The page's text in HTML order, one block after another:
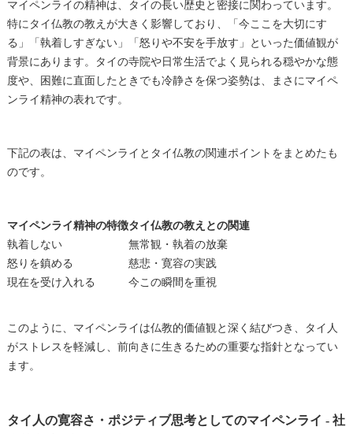
マイペンライの精神は、タイの長い歴史と密接に関わっています。
特にタイ仏教の教えが大きく影響しており、「今ここを大切にす
る」「執着しすぎない」「怒りや不安を手放す」といった価値観が
背景にあります。タイの寺院や日常生活でよく見られる穏やかな態
度や、困難に直面したときでも冷静さを保つ姿勢は、まさにマイペ
ンライ精神の表れです。
下記の表は、マイペンライとタイ仏教の関連ポイントをまとめたも
のです。
マイペンライ精神の特徴タイ仏教の教えとの関連
執着しない
無常観・執着の放棄
怒りを鎮める
慈悲・寛容の実践
現在を受け入れる
今この瞬間を重視
このように、マイペンライは仏教的価値観と深く結びつき、タイ人
がストレスを軽減し、前向きに生きるための重要な指針となってい
ます。
タイ人の寛容さ・ポジティブ思考としてのマイペンライ - 社